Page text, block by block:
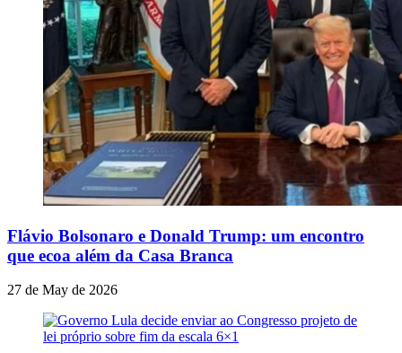
Flávio Bolsonaro e Donald Trump: um encontro
que ecoa além da Casa Branca
27 de May de 2026